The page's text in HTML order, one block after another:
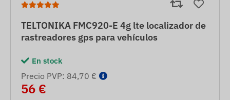
TELTONIKA FMC920-E 4g lte localizador de
rastreadores gps para vehículos
En stock
Precio PVP: 84,70 €
56 €